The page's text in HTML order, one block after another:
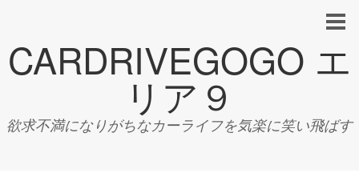
CARDRIVEGOGO エ
リア９
欲求不満になりがちなカーライフを気楽に笑い飛ばす